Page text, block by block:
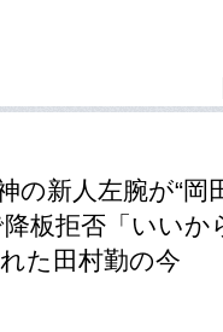
の新人左腕が“岡
板拒否「いいか
た田村勤の今